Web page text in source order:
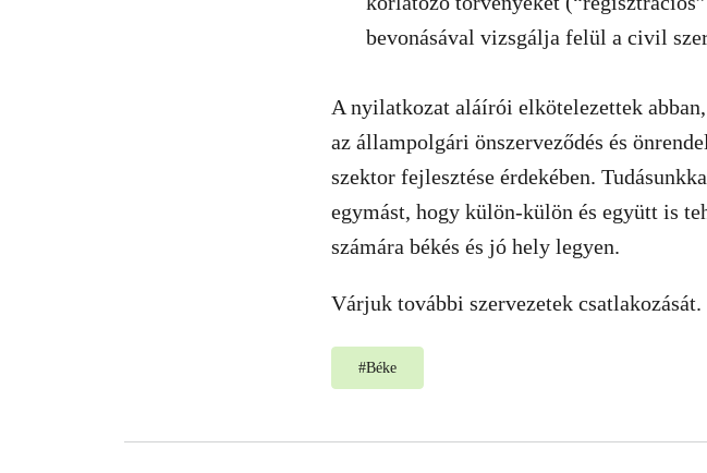
bevonásával vizsgálja felül a civil
A nyilatkozat aláírói elkötelezettek
az állampolgári önszerveződés és
szektor fejlesztése érdekében.
egymást, hogy külön-külön és együtt is
számára békés és jó hely legyen.
Várjuk további szervezetek csatlakozását.
#Béke